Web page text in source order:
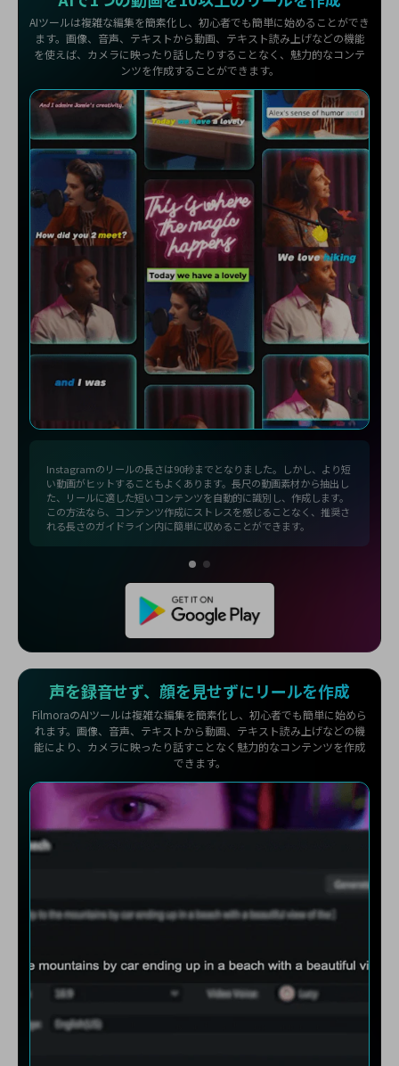
AIツールは複雑な編集を簡素化し、初心者でも簡単に始めることができ
ます。画像、音声、テキストから動画、テキスト読み上げなどの機能
を使えば、カメラに映ったり話したりすることなく、魅力的なコンテ
ンツを作成することができます。
Instagramのリールの長さは90秒までとなりました。しかし、より短
い動画がヒットすることもよくあります。長尺の動画素材から抽出し
た、リールに適した短いコンテンツを自動的に識別し、作成します。
この方法なら、コンテンツ作成にストレスを感じることなく、推奨さ
れる長さのガイドライン内に簡単に収めることができます。
声を録音せず、顔を見せずにリールを作成
FilmoraのAIツールは複雑な編集を簡素化し、初心者でも簡単に始めら
れます。画像、音声、テキストから動画、テキスト読み上げなどの機
能により、カメラに映ったり話すことなく魅力的なコンテンツを作成
できます。